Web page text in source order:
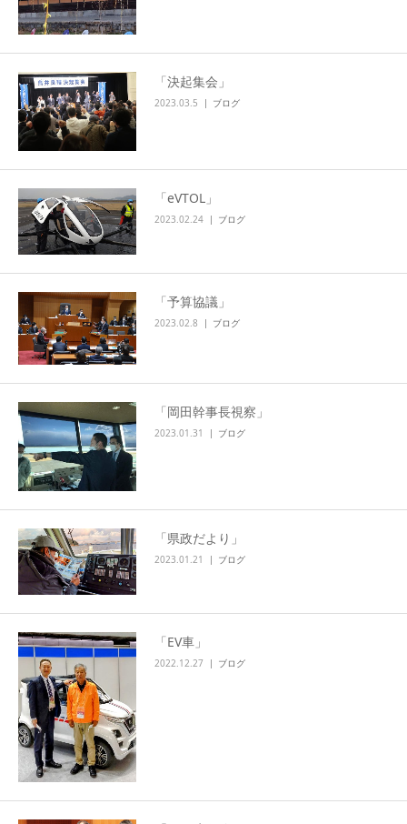
「決起集会」
2023.03.5 ブログ
「eVTOL」
2023.02.24 ブログ
「予算協議」
2023.02.8 ブログ
「岡田幹事長視察」
2023.01.31 ブログ
「県政だより」
2023.01.21 ブログ
「EV車」
2022.12.27 ブログ